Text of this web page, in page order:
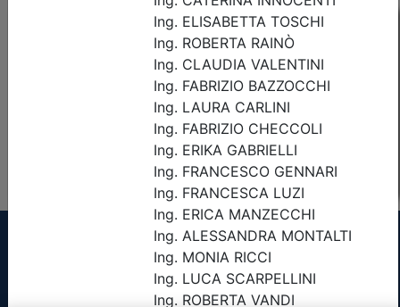
Esito della ricerca eventi formativi
Non è stato trovato nessun evento formativo con i
parametri di ricerca utilizzati